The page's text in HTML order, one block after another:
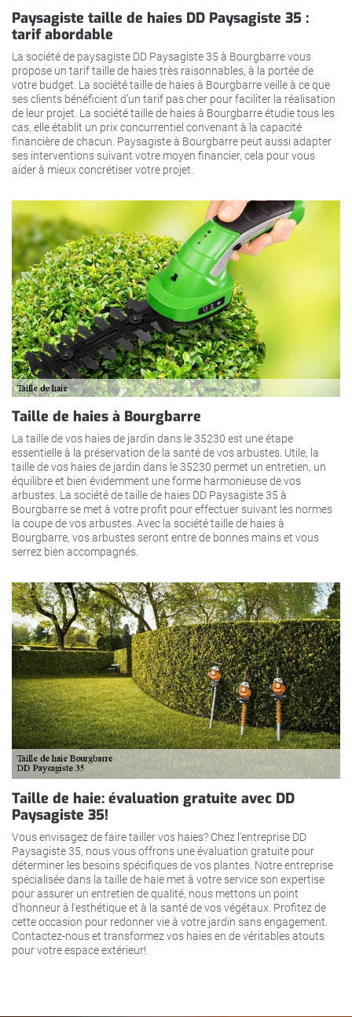
Paysagiste taille de haies DD Paysagiste 35 :
tarif abordable
La société de paysagiste DD Paysagiste 35 à Bourgbarre vous
propose un tarif taille de haies très raisonnables, à la portée de
votre budget. La société taille de haies à Bourgbarre veille à ce que
ses clients bénéficient d’un tarif pas cher pour faciliter la réalisation
de leur projet. La société taille de haies à Bourgbarre étudie tous les
cas, elle établit un prix concurrentiel convenant à la capacité
financière de chacun. Paysagiste à Bourgbarre peut aussi adapter
ses interventions suivant votre moyen financier, cela pour vous
aider à mieux concrétiser votre projet.
Taille de haies à Bourgbarre
La taille de vos haies de jardin dans le 35230 est une étape
essentielle à la préservation de la santé de vos arbustes. Utile, la
taille de vos haies de jardin dans le 35230 permet un entretien, un
équilibre et bien évidemment une forme harmonieuse de vos
arbustes. La société de taille de haies DD Paysagiste 35 à
Bourgbarre se met à votre profit pour effectuer suivant les normes
la coupe de vos arbustes. Avec la société taille de haies à
Bourgbarre, vos arbustes seront entre de bonnes mains et vous
serrez bien accompagnés.
Taille de haie: évaluation gratuite avec DD
Paysagiste 35!
Vous envisagez de faire tailler vos haies? Chez l'entreprise DD
Paysagiste 35, nous vous offrons une évaluation gratuite pour
déterminer les besoins spécifiques de vos plantes. Notre entreprise
spécialisée dans la taille de haie met à votre service son expertise
pour assurer un entretien de qualité, nous mettons un point
d'honneur à l'esthétique et à la santé de vos végétaux. Profitez de
cette occasion pour redonner vie à votre jardin sans engagement.
Contactez-nous et transformez vos haies en de véritables atouts
pour votre espace extérieur!